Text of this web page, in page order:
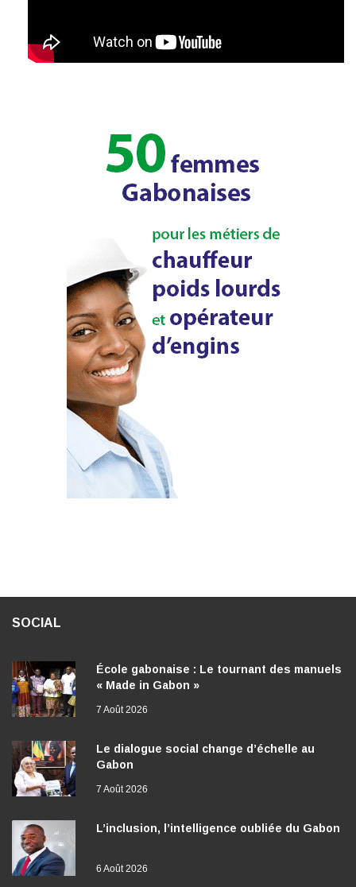
SOCIAL
École gabonaise : Le tournant des manuels
« Made in Gabon »
7 Août 2026
Le dialogue social change d’échelle au
Gabon
7 Août 2026
L’inclusion, l’intelligence oubliée du Gabon
6 Août 2026